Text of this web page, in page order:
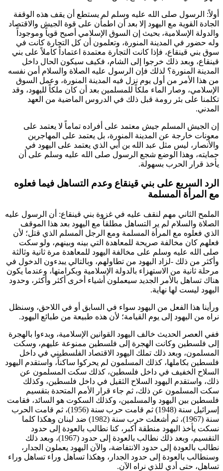
أولاً: الرسول صلى الله عليه وسلم لم يستطع أن يقف هذه الوقفة
الجادة القوية مع اليهود إلا بعد أن اطمأن على قوة الجيش والاقتصاد
والدولة الإسلامية، بحيث إن السوق الإسلامي أصبح قوياً وموجوداً
وله حضور في المدينة المنورة، وتعلمون أن كل التجارة كانت في
سوق بني قينقاع، فإذا كانت التجارة معتمدة اعتماداً كاملاً على بني
قينقاع، وبعد ذلك خرجوا إلى الشام، فكيف سيكون الحال داخل
المدينة المنورة؟ لذلك فإن الرسول عليه الصلاة والسلام أمن نفسه
من هذا الأمر من أول يوم نزل فيه المدينة المنورة، وعمل السوق
الإسلامي، وصار الماء ملكاً للمسلمين بعد أن كان ملكاً لليهود، وقد
تكلمنا على بئر رومة قبل ذلك في الدروس الماضية من العهد
المدني.
إن الجيش المسلم جيش معتمد على أفراده تماماً لا يعتمد على
معونات خارجة عن المدينة المنورة، بل يعتمد على المهاجرين
والأنصار، ليس مثل عبد الله بن أبي الذي يعتمد على اليهود في
حمايته، وهذا الوضع شجع الرسول صلى الله عليه وسلم على أن
يأخذ قرار الحرب بسهولة.
الرد السريع على بني قينقاع وعدم التساهل فيما فعلوه
مع المرأة المسلمة
الملمح الثاني مهم لنقف عليه في غزوة بني قينقاع: أن الرسول عليه
الصلاة والسلام لم ير التساهل مطلقاً مع اليهود بعد هذا الموقف
الذي فعلوه مع المرأة المسلمة ومع الرجل المسلم الذي قتل؛ لأن
فعلهم كان مخالفة صريحة للمعاهدة التي بينه وبينهم، ولو سكت
صلى الله عليه وسلم على مخالفة اليهود للمعاهدة مرة ثانية وثالثة
وأكثر من ذلك -لزاد اليهود من تطاولهم، وبالتالي يبدءون الدخول في
مرحلة ثانية من الاستهزاء بالدولة الإسلامية وبكرامتها، وعندما يكون
هناك تساهل بالأمر الجديد سيعملون أشياء أخرى أكثر وأكثر، وحدود
اليهود ليست لها نهاية.
ورأينا هذا الفعل من اليهود سواء في السابق أو في اللاحق، وسنظل
نراه من اليهود إلى يوم القيامة؛ لأن هذه طبيعة من طبائع اليهود.
ففي العصر الحديث خالف اليهود القوانين الإسلامية، وبدءوا بالهجرة
إلى فلسطين وكانت الهجرة إلى فلسطين ممنوعة عليهم، وسكت
المسلمون، وبعد ذلك تملك اليهود الاقتصاد الفلسطيني في داخل
فلسطين بكاملها، كذلك المسلمون لم يحركوا ساكناً، واستقدم اليهود
السلاح الخفيف في داخل فلسطين، كذلك سكت المسلمون عن
ذلك، واستقدم اليهود السلاح الثقيل في داخل فلسطين، وكذلك
سكت المسلمون عن ذلك، ثم جاء قرار الأمم المتحدة بتقسيم
فلسطين بين اليهود والمسلمين، وكذلك السكوت هو السائد، فقامت
إسرائيل سنة (1948) ثم قامت حرب سنة (1956)، ثم قامت الحرب
سنة (1967)، ثم أشعلت حرب سنة (1982) ضد لبنان وهكذا كلما
نسكت يأخذ اليهود منطقة أكبر، كنا نطالب بالعودة إلى حدود
التقسيم، وبعد ذلك نطالب بالعودة إلى حدود (1967)، وبعد ذلك
نطالب بالعودة إلى حدود الانتفاضة، والآن اليهود يعملون الجدار،
وسنطالب بالعودة إلى حدود الجدار، وهكذا تساهل وراء تساهل وراء
تساهل، حتى أدي للذي نراه الآن.